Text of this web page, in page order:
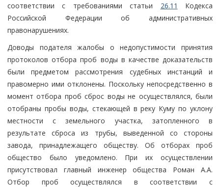
соответствии с требованиями статьи 26.11
Кодекса
Российской Федерации об административных
правонарушениях.
Доводы подателя жалобы о недопустимости принятия
протоколов отбора проб воды в качестве доказательств
были предметом рассмотрения судебных инстанций и
правомерно ими отклонены. Поскольку непосредственно в
момент отбора проб сброс воды не осуществлялся, были
отобраны пробы воды, стекающей в реку Куму по уклону
местности с земельного участка, затопленного в
результате сброса из трубы, выведенной со стороны
завода, принадлежащего обществу. Об отборах проб
общество было уведомлено. При их осуществлении
присутствовал главный инженер общества Роман А.А.
Отбор проб осуществлялся в соответствии с